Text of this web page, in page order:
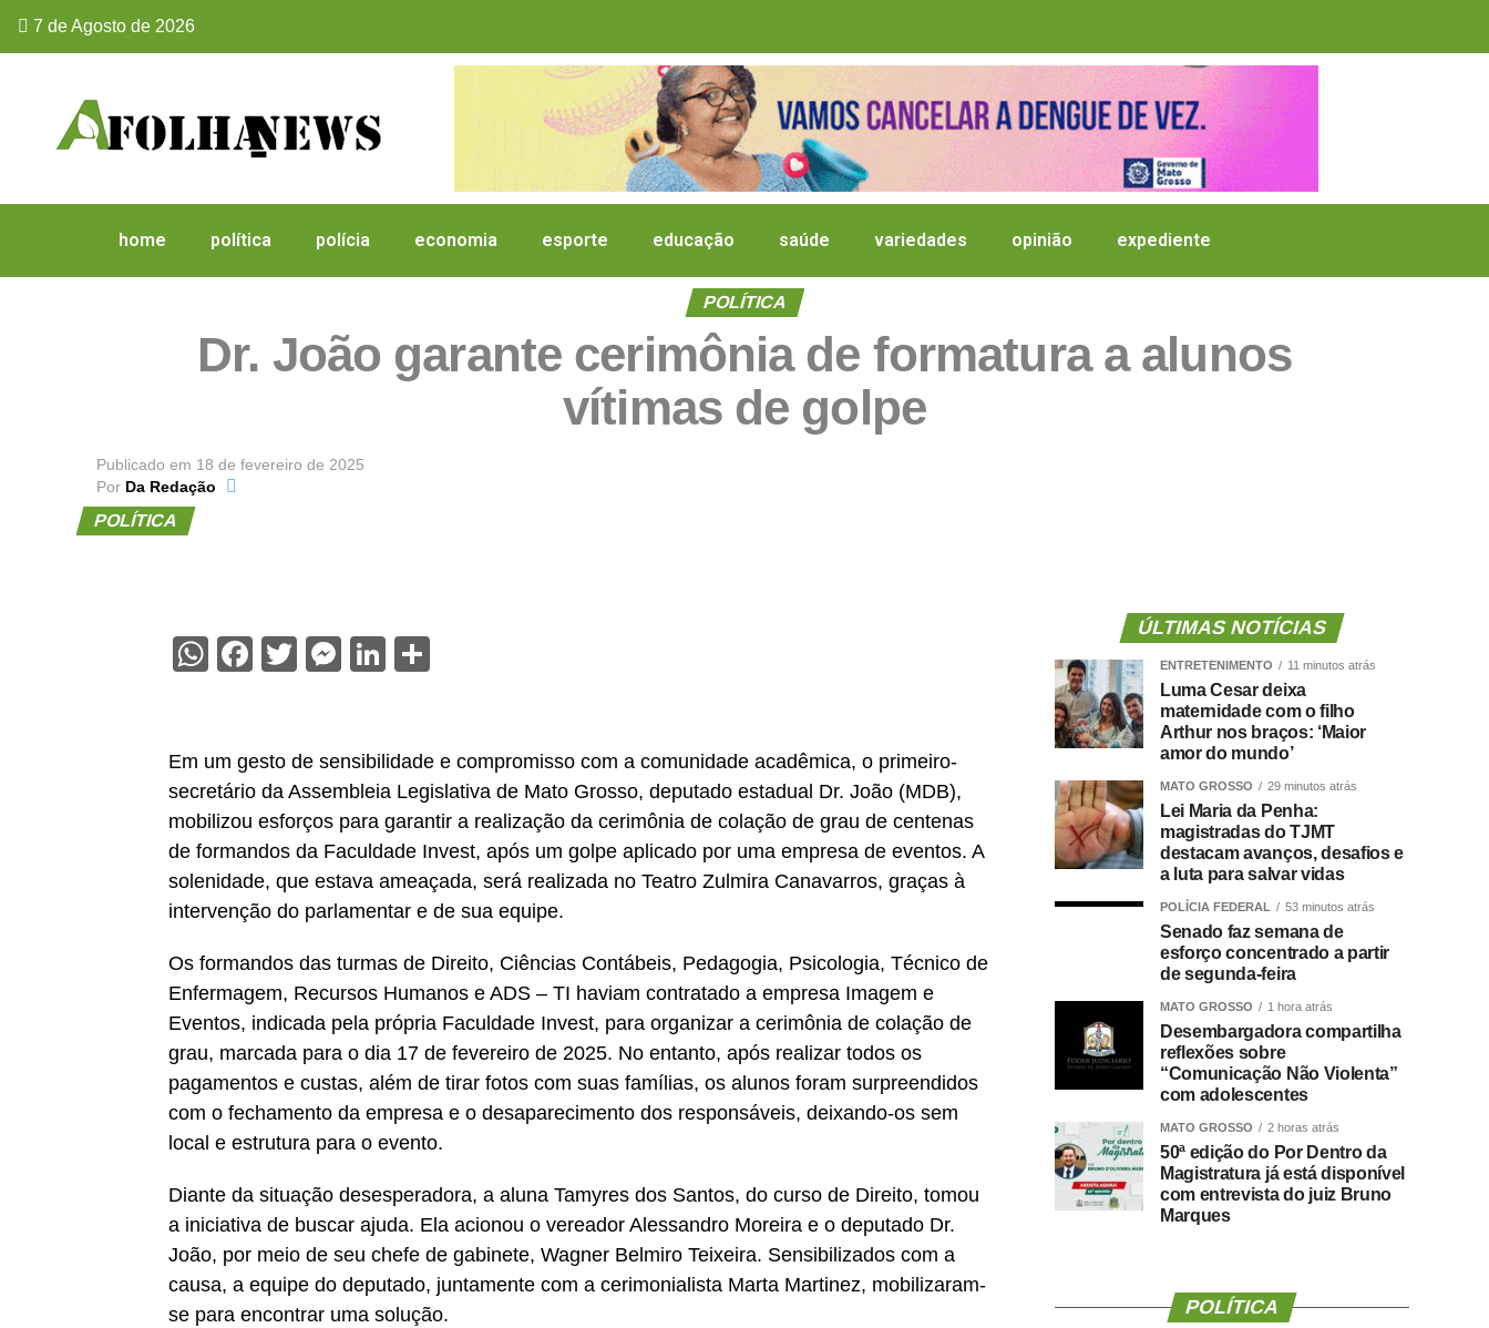
7 de Agosto de 2026
home política polícia economia esporte educação saúde variedades opinião expediente
POLÍTICA
Dr. João garante cerimônia de formatura a alunos
vítimas de golpe
Publicado em 18 de fevereiro de 2025
Por Da Redação
POLÍTICA
WhatsApp
Facebook
TwitterMessenger
LinkedIn
Em um gesto de sensibilidade e compromisso com a comunidade acadêmica, o primeiro-
secretário da Assembleia Legislativa de Mato Grosso, deputado estadual Dr. João (MDB),
mobilizou esforços para garantir a realização da cerimônia de colação de grau de centenas
de formandos da Faculdade Invest, após um golpe aplicado por uma empresa de eventos. A
solenidade, que estava ameaçada, será realizada no Teatro Zulmira Canavarros, graças à
intervenção do parlamentar e de sua equipe.
Os formandos das turmas de Direito, Ciências Contábeis, Pedagogia, Psicologia, Técnico de
Enfermagem, Recursos Humanos e ADS – TI haviam contratado a empresa Imagem e
Eventos, indicada pela própria Faculdade Invest, para organizar a cerimônia de colação de
grau, marcada para o dia 17 de fevereiro de 2025. No entanto, após realizar todos os
pagamentos e custas, além de tirar fotos com suas famílias, os alunos foram surpreendidos
com o fechamento da empresa e o desaparecimento dos responsáveis, deixando-os sem
local e estrutura para o evento.
Diante da situação desesperadora, a aluna Tamyres dos Santos, do curso de Direito, tomou
a iniciativa de buscar ajuda. Ela acionou o vereador Alessandro Moreira e o deputado Dr.
João, por meio de seu chefe de gabinete, Wagner Belmiro Teixeira. Sensibilizados com a
causa, a equipe do deputado, juntamente com a cerimonialista Marta Martinez, mobilizaram-
se para encontrar uma solução.
ÚLTIMAS NOTÍCIAS
ENTRETENIMENTO 11 minutos atrás
Luma Cesar deixa
maternidade com o filho
Arthur nos braços: ‘Maior
amor do mundo’
MATO GROSSO 29 minutos atrás
Lei Maria da Penha:
magistradas do TJMT
destacam avanços, desafios e
a luta para salvar vidas
POLÍCIA FEDERAL 53 minutos atrás
Senado faz semana de
esforço concentrado a partir
de segunda-feira
MATO GROSSO 1 hora atrás
Desembargadora compartilha
reflexões sobre
“Comunicação Não Violenta”
com adolescentes
MATO GROSSO 2 horas atrás
50ª edição do Por Dentro da
Magistratura já está disponível
com entrevista do juiz Bruno
Marques
POLÍTICA